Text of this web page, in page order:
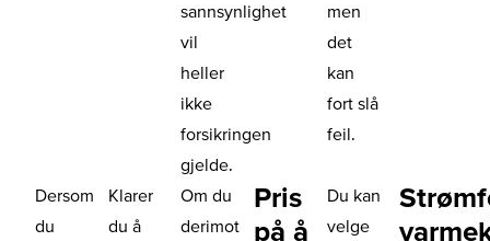
sannsynlighet
vil
heller
ikke
forsikringen
gjelde.
men
det
kan
fort slå
feil.
Dersom
du
Klarer
du å
Om du
derimot
Pris
på å
Du kan
velge